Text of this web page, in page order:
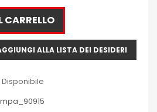
CARRELLO
ALLA LISTA DEI DESIDERI
Disponibile